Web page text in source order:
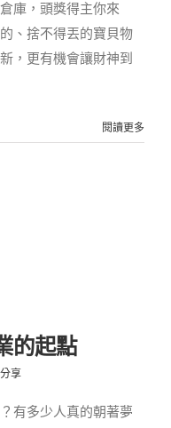
庫，頭獎得主你來
、捨不得丟的寶貝物
，更有機會讓財神到
閱讀更多
創
享
的起點
享
有多少人真的朝著夢